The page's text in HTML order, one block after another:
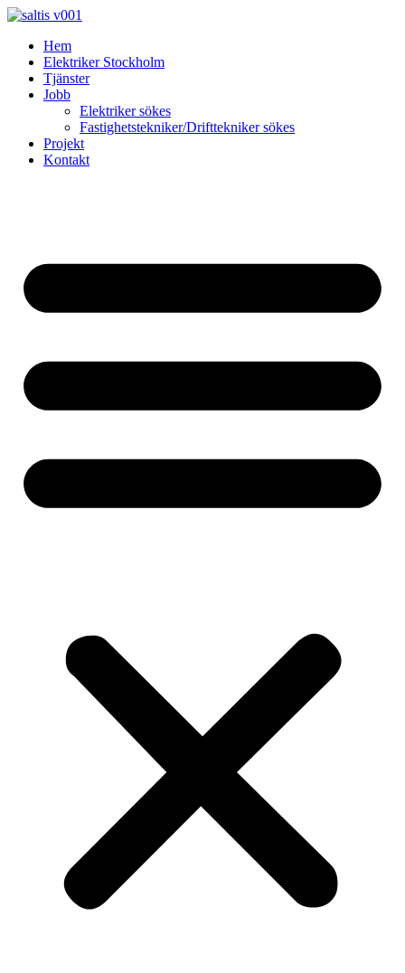
Skip
contentHem
Elektriker Stockholm
Tjänster
Jobb
Elektriker sökes
Fastighetstekniker/Drifttekniker sökes
Projekt
Kontakt